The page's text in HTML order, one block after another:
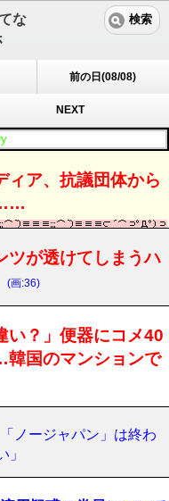
な
検索
前の日(08/08)
NEXT
y
ィア、抗議団体から
……
が透けてしまうハ
(画:36)
い？」便器にコメ40
国のマンションで
ノージャパン」は終わ
」